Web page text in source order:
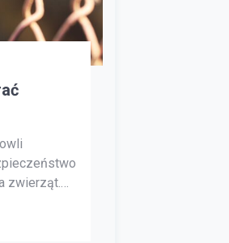
zwierząt.
typach
świń,